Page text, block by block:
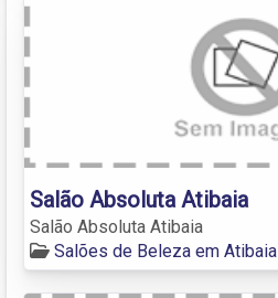
Salão Absoluta Atibaia
Salão Absoluta Atibaia
Salões de Beleza em Atibaia